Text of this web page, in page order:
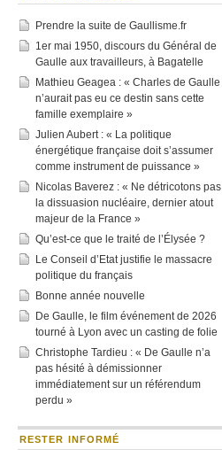
Prendre la suite de Gaullisme.fr
1er mai 1950, discours du Général de
Gaulle aux travailleurs, à Bagatelle
Mathieu Geagea : « Charles de Gaulle
n’aurait pas eu ce destin sans cette
famille exemplaire »
Julien Aubert : « La politique
énergétique française doit s’assumer
comme instrument de puissance »
Nicolas Baverez : « Ne détricotons pas
la dissuasion nucléaire, dernier atout
majeur de la France »
Qu’est-ce que le traité de l’Élysée ?
Le Conseil d’Etat justifie le massacre
politique du français
Bonne année nouvelle
De Gaulle, le film événement de 2026
tourné à Lyon avec un casting de folie
Christophe Tardieu : « De Gaulle n’a
pas hésité à démissionner
immédiatement sur un référendum
perdu »
RESTER INFORMÉ